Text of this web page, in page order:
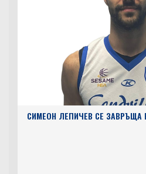
СИМЕОН ЛЕПИЧЕВ СЕ ЗАВРЪЩА